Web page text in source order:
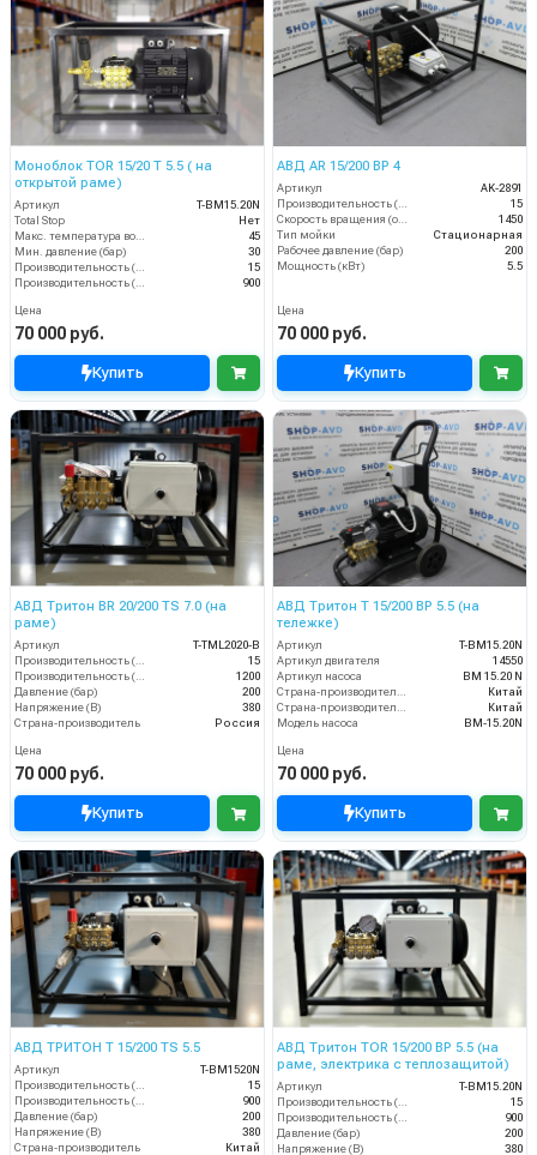
Моноблок TOR 15/20 T 5.5 ( на
открытой раме)
Артикул
T-BM15.20N
Total Stop
Нет
45
Мин. давление (бар)
30
15
900
Цена
70 000 руб.
Купить
АВД AR 15/200 BP 4
Артикул
AK-2891
15
1450
Тип мойки
Стационарная
Рабочее давление (бар)
200
Мощность (кВт)
5.5
Цена
70 000 руб.
Купить
АВД Тритон BR 20/200 TS 7.0 (на
раме)
Артикул
T-TML2020-B
Производительность (л/мин)
15
Производительность (л/ч)
1200
Давление (бар)
200
Напряжение (В)
380
Страна-производитель
Россия
Цена
70 000 руб.
Купить
АВД Тритон T 15/200 BP 5.5 (на
тележке)
Артикул
T-BM15.20N
Артикул двигателя
14550
Артикул насоса
BM 15.20 N
Страна-производитель двигателя
Китай
Страна-производитель насоса
Китай
Модель насоса
BM-15.20N
Цена
70 000 руб.
Купить
АВД ТРИТОН T 15/200 TS 5.5
Артикул
T-BM1520N
15
900
Давление (бар)
200
Напряжение (В)
380
Страна-производитель
Китай
АВД Тритон TOR 15/200 ВР 5.5 (на
раме, электрика с теплозащитой)
Артикул
T-BM15.20N
15
900
Давление (бар)
200
Напряжение (В)
380